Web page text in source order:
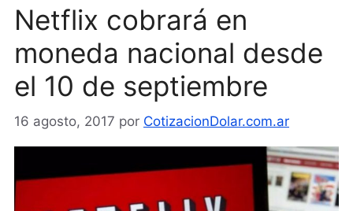
Netflix cobrará en
moneda nacional desde
el 10 de septiembre
16 agosto, 2017 por CotizacionDolar.com.ar